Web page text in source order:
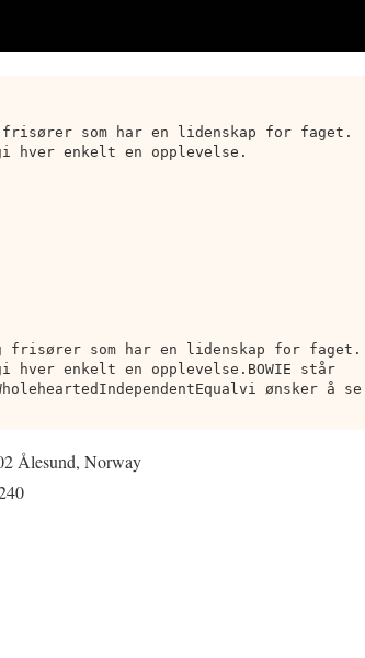
som har en lidenskap for faget.
hver enkelt en opplevelse.
som har en lidenskap for faget.
hver enkelt en opplevelse.BOWIE står
ønsker å se
Ålesund, Norway